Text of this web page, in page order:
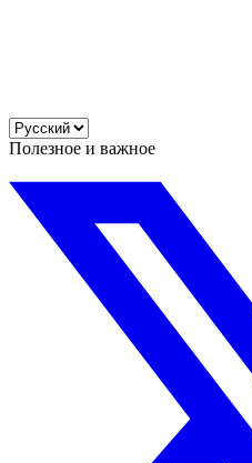
Полезное и важное